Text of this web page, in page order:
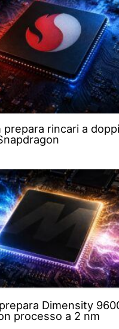
prepara rincari a
Dimensity
processo a 2 nm